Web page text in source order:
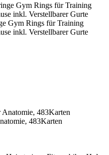
Gym Rings für Training
inkl. Verstellbarer Gurte
483Karten